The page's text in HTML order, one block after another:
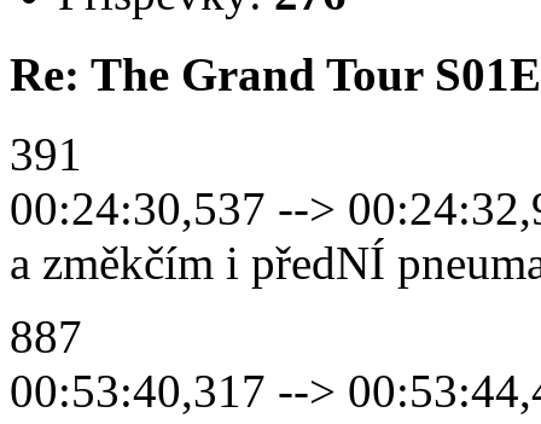
Re: The Grand Tour
391
00:24:30,537 -->
a změkčím i předNÍ
887
00:53:40,317 -->